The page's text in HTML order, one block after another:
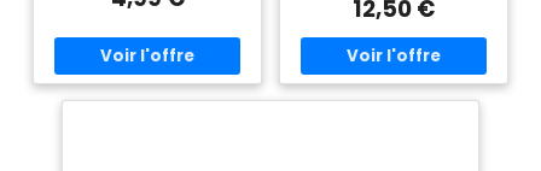
Différentes tailles pour vos
utilisations variées.
【Matériaux de Haute
Qualité】 Le jeu d'aiguilles à
12,50 €